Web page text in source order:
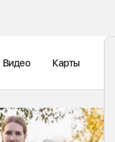
Видео Карты